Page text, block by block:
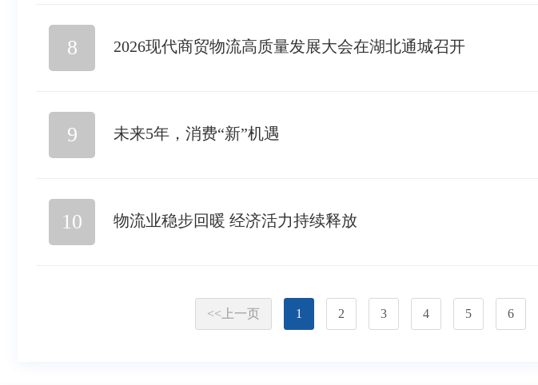
8 2026现代商贸物流高质量发展大会在湖北通城召开
9 未来5年，消费“新”机遇
10 物流业稳步回暖 经济活力持续释放
<< 上一页 1 2 3 4 5 6